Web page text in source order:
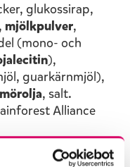
glukossirap,
mjölkpulver,
(mono- och
),
guarkärnmjöl),
, salt.
Alliance
och är alltid